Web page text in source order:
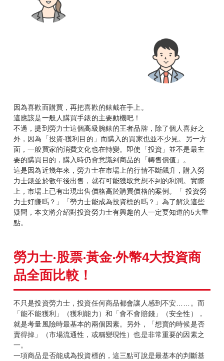
因為喜歡而購買，再把喜歡的錶戴在手上。
這應該是一般人購買手錶的主要動機吧！
不過，提到勞力士這個高級腕錶的王者品牌，除了個人喜好之
外，因為「投資‧獲利目的」而購入的買家也並不少見。另一方
面，一般買家的消費文化也在轉變。即使「投資」並不是最主
要的購買目的，購入時仍會意識到商品的「轉售價值」。
這是因為近幾年來，勞力士在市場上的行情不斷飆升，購入勞
力士錶並於數年後出售，就有可能獲取意想不到的利潤。實際
上，市場上已有出現出售價格高於購買價格的案例。「 投資勞
力士好賺嗎？」「勞力士能成為投資標的嗎？」為了解決這些
疑問，本文將介紹對投資勞力士有興趣的人一定要知道的5大重
點。
勞力士‧股票‧黃金‧外幣4大投資商
品全面比較！
不只是投資勞力士，投資任何商品都會讓人感到不安……。而
「能不能獲利」（獲利能力）和「會不會賠錢」（安全性），
就是考量風險時最基本的兩個因素。另外，「想賣的時候是否
賣得掉」（市場流通性，或稱變現性）也是非常重要的因素之
一。
一項商品是否能成為投資標的，這三點可說是最基本的判斷基